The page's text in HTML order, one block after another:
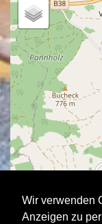
Wir verwenden
Anzeigen zu